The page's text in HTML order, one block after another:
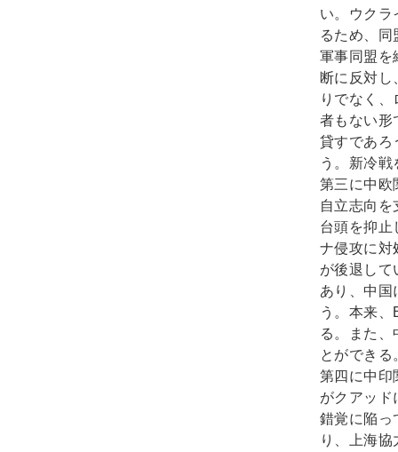
い。ウクラ
るため、
軍事同盟を
断に反対し
りでなく
者もない形
貸すであろ
う。新冷
第三に中欧
自立志向
台頭を抑止
ナ侵攻に対
が後退し
あり、中国
う。本来
る。また
とができる
第四に中印
がクアッド
錯覚に陥っ
り、上海